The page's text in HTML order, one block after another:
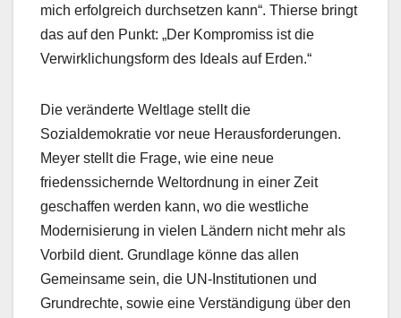
mich erfolgreich durchsetzen kann“. Thierse bringt
das auf den Punkt: „Der Kompromiss ist die
Verwirklichungsform des Ideals auf Erden.“
Die veränderte Weltlage stellt die
Sozialdemokratie vor neue Herausforderungen.
Meyer stellt die Frage, wie eine neue
friedenssichernde Weltordnung in einer Zeit
geschaffen werden kann, wo die westliche
Modernisierung in vielen Ländern nicht mehr als
Vorbild dient. Grundlage könne das allen
Gemeinsame sein, die UN-Institutionen und
Grundrechte, sowie eine Verständigung über den